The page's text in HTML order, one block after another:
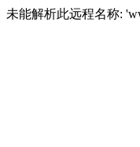
未能解析此远程名称: